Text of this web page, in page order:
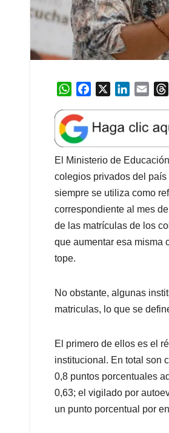
W
a
t
s
A
p
p
e
b
o
o
k
k
e
d
I
n
l
El Ministerio de
colegios privados del
siempre se utiliza como
correspondiente al mes
de las matrículas de los
que aumentar esa misma
tope.
No obstante, algunas
matriculas, lo que se
El primero de ellos es el
institucional. En total son
0,8 puntos porcentuales
0,63; el vigilado por
un punto porcentual por